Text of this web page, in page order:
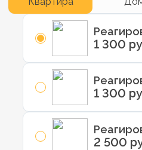
1 300
1 300
2 500